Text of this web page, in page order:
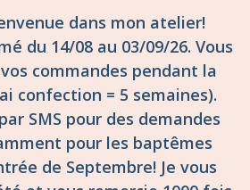
dans mon atelier!
du 14/08 au 03/09/26. Vous
commandes pendant la
confection = 5 semaines).
SMS pour des demandes
pour les baptêmes
de Septembre! Je vous